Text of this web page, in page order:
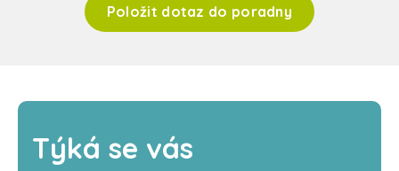
Položit dotaz do poradny
Týká se vás